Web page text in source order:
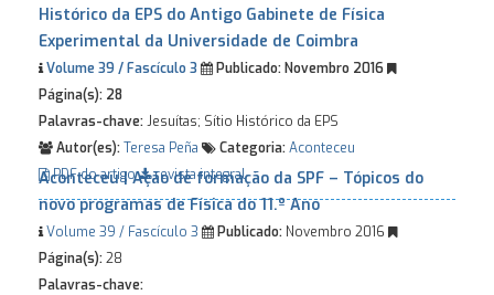
Histórico da EPS do Antigo Gabinete de Física
Experimental da Universidade de Coimbra
Volume 39 / Fascículo 3 Publicado: Novembro 2016
Página(s): 28
Palavras-chave:Jesuítas; Sítio Histórico da EPS
Autor(es):Teresa Peña Categoria:Aconteceu
PDF do artigo
revista integral
Aconteceu | Ação de formação da SPF – Tópicos do
novo programas de Física do 11.º Ano
Volume 39 / Fascículo 3 Publicado: Novembro 2016
Página(s):28
Palavras-chave: